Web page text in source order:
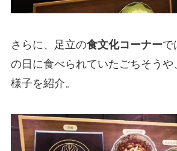
さらに、足立の食文化コーナーで
の日に食べられていたごちそう
様子を紹介。